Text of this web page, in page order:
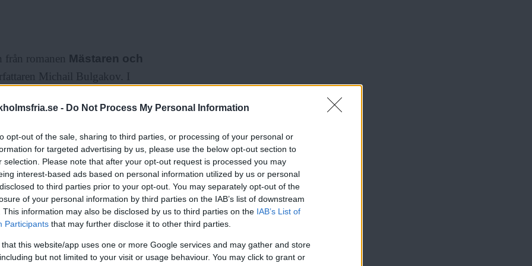
- Do Not Process My Personal Information
opt-out of the sale, sharing to third parties, or processing of your personal or
for targeted advertising by us, please use the below opt-out section to
selection. Please note that after your opt-out request is processed you may
interest-based ads based on personal information utilized by us or personal
to third parties prior to your opt-out. You may separately opt-out of the
of your personal information by third parties on the IAB’s list of downstream
This information may also be disclosed by us to third parties on the IAB’s List of
Participants that may further disclose it to other third parties.
that this website/app uses one or more Google services and may gather and store
but not limited to your visit or usage behaviour. You may click to grant or
från romanen Mästaren och
Michail Bulgakov. I
sista möte, innan Jesus blir
mellan Mästaren och
inte ens Djävulen själv är
som inspirerade de båda
till vår tid. En av
politiskt när den skrevs. I
mest brännheta frågan,